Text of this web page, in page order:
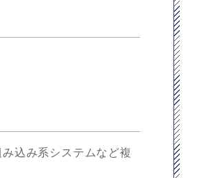
込み系システムなど複